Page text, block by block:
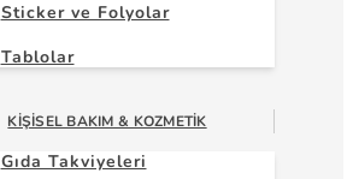
Sticker ve Folyolar
Tablolar
KIŞISEL BAKIM & KOZMETIK
Gıda Takviyeleri